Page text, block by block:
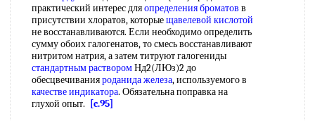
практический интерес дляопределения броматов в
присутствии хлоратов, которыещавелевой кислотой
не восстанавливаются. Если необходимо определить
сумму обоих галогенатов, то смесь восстанавливают
нитритом натрия, а затем титруют галогениды
стандартным растворомНд2(ЛЮз)2 до
обесцвечиванияроданида железа, используемого в
качестве индикатора. Обязательна поправка на
глухой опыт.
[c.95]